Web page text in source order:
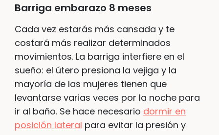
Barriga embarazo 8 meses
Cada vez estarás más cansada y te
costará más realizar determinados
movimientos. La barriga interfiere en el
sueño: el útero presiona la vejiga y la
mayoría de las mujeres tienen que
levantarse varias veces por la noche para
ir al baño. Se hace necesario dormir en
posición lateral para evitar la presión y